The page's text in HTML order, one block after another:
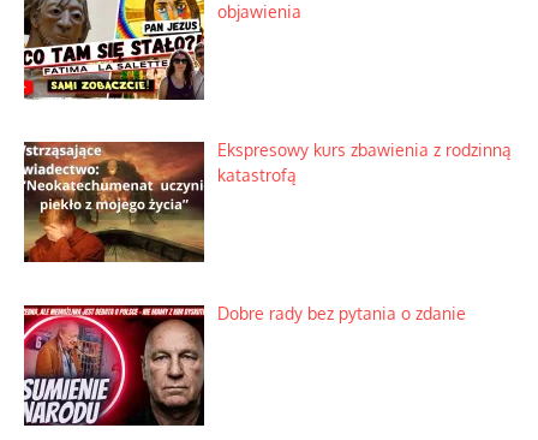
objawienia
Ekspresowy kurs zbawienia z rodzinną
katastrofą
Dobre rady bez pytania o zdanie